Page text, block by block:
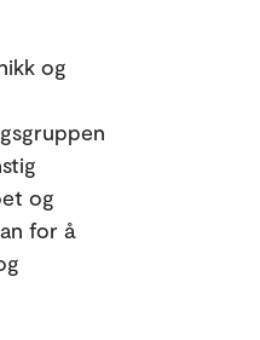
og
og
for å